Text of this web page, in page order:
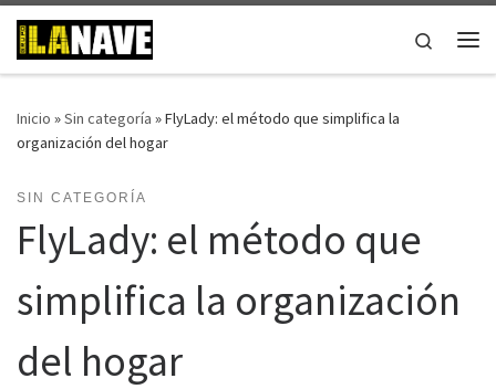
Saltar al contenido
Search
Inicio »Sin categoría »FlyLady: el método que simplifica la
organización del hogar
SIN CATEGORÍA
FlyLady: el método que
simplifica la organización
del hogar